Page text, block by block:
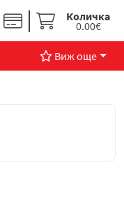
Количка
0.00€
Виж още